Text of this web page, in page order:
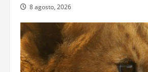
8 agosto, 2026